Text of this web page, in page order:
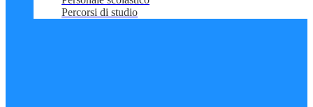
Percorsi di studio